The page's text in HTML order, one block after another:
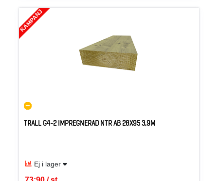
KAMPANJ
TRALL G4-2 IMPREGNERAD NTR AB 28X95 3,9M
Ej i lager